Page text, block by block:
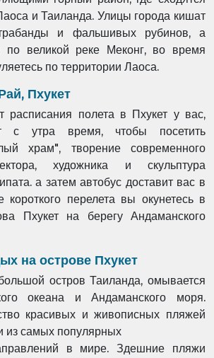
иТаиланда. Улицы города кишат
и фальшивых рубинов, а
по великой реке Меконг, во время
по территории Лаоса.
Пхукет
расписания полета в Пхукет у вас,
с утра время, чтобы посетить
храм", творение современного
художника и скульптура
а затем автобус доставит вас в
короткого перелета вы окунетесь в
Пхукет на берегу Андаманского
на острове Пхукет
остров Таиланда, омывается
океана и Андаманского моря.
красивых иживописных пляжей
из самых популярных
в мире. Здешние пляжи